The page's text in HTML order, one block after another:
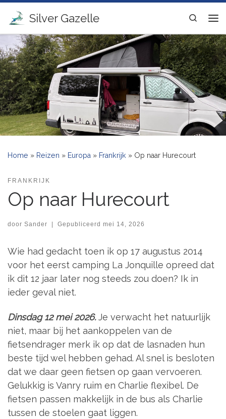
Ga naar inhoud
Silver Gazelle
Search
Home » Reizen » Europa » Frankrijk » Op naar Hurecourt
FRANKRIJK
Op naar Hurecourt
door Sander | Gepubliceerd mei 14, 2026
Wie had gedacht toen ik op 17 augustus 2014
voor het eerst camping La Jonquille opreed dat
ik dit 12 jaar later nog steeds zou doen? Ik in
ieder geval niet.
Dinsdag 12 mei 2026.Je verwacht het natuurlijk
niet, maar bij het aankoppelen van de
fietsendrager merk ik op dat de lasnaden hun
beste tijd wel hebben gehad. Al snel is besloten
dat we daar geen fietsen op gaan vervoeren.
Gelukkig is Vanry ruim en Charlie flexibel. De
fietsen passen makkelijk in de bus als Charlie
tussen de stoelen gaat liggen.